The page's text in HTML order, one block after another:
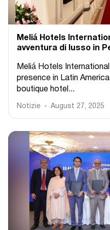
Meliá Hotels
avventura di lusso in
Meliá Hotels
presence in Latin
boutique hotel...
Notizie August 27, 2025